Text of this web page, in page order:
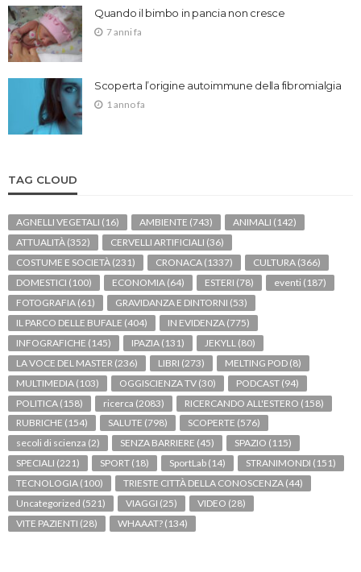
Quando il bimbo in pancia non cresce
7 anni fa
Scoperta l’origine autoimmune della fibromialgia
1 anno fa
TAG CLOUD
AGNELLI VEGETALI (16) AMBIENTE (743) ANIMALI (142)
ATTUALITÀ (352) CERVELLI ARTIFICIALI (36)
COSTUME E SOCIETÀ (231) CRONACA (1337) CULTURA (366)
DOMESTICI (100) ECONOMIA (64) ESTERI (78) eventi (187)
FOTOGRAFIA (61) GRAVIDANZA E DINTORNI (53)
IL PARCO DELLE BUFALE (404) IN EVIDENZA (775)
INFOGRAFICHE (145) IPAZIA (131) JEKYLL (80)
LA VOCE DEL MASTER (236) LIBRI (273) MELTING POD (8)
MULTIMEDIA (103) OGGISCIENZA TV (30) PODCAST (94)
POLITICA (158) ricerca (2083) RICERCANDO ALL'ESTERO (158)
RUBRICHE (154) SALUTE (798) SCOPERTE (576)
secoli di scienza (2) SENZA BARRIERE (45) SPAZIO (115)
SPECIALI (221) SPORT (18) SportLab (14) STRANIMONDI (151)
TECNOLOGIA (100) TRIESTE CITTÀ DELLA CONOSCENZA (44)
Uncategorized (521) VIAGGI (25) VIDEO (28)
VITE PAZIENTI (28) WHAAAT? (134)